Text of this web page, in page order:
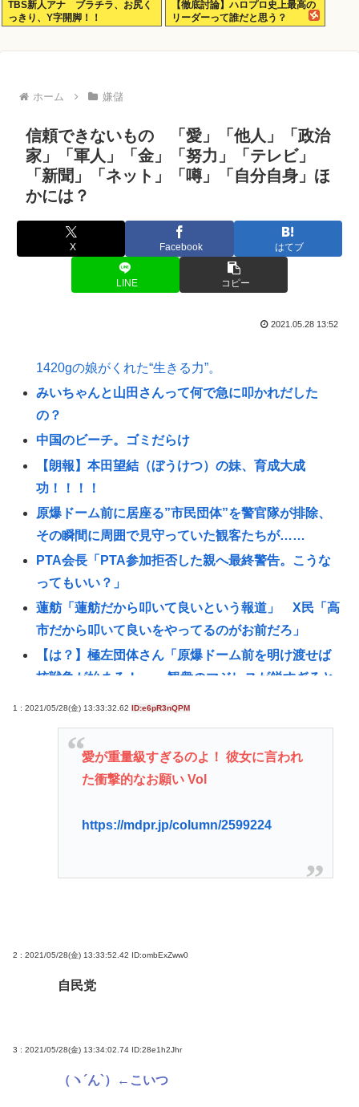
TBS新人アナ ブラチラ、お尻く
っきり、Y字開脚！！
【徹底討論】ハロプロ史上最高の
リーダーって誰だと思う？
ホーム 嫌儲
信頼できないもの 「愛」「他人」「政治
家」「軍人」「金」「努力」「テレビ」
「新聞」「ネット」「噂」「自分自身」ほ
かには？
X Facebook はてブ
LINE コピー
2021.05.28 13:52
1420gの娘がくれた“生きる力”。
みいちゃんと山田さんって何で急に叩かれだした
の？
中国のビーチ。ゴミだらけ
【朗報】本田望結（ぼうけつ）の妹、育成大成
功！！！！
原爆ドーム前に居座る”市民団体”を警官隊が排除、
その瞬間に周囲で見守っていた観客たちが……
PTA会長「PTA参加拒否した親へ最終警告。こうな
ってもいい？」
蓮舫「蓮舫だから叩いて良いという報道」 X民「高
市だから叩いて良いをやってるのがお前だろ」
【は？】極左団体さん「原爆ドーム前を明け渡せば
核戦争が始まる！」→ 観衆のマジレスが鋭すぎると
林家パー子、認知症だった
飯塚幸三って人の時の騒ぎ酷かったな。微罪で逃亡
の恐れがないなら逮捕されないって常識も知らんし
JAWSを超えるパニック映画あるんか？
に当たる」
Powered by livedoor 相互RSS
1 : 2021/05/28(金) 13:33:32.62 ID:e6pR3nQPM
愛が重量級すぎるのよ！ 彼女に言われ
た衝撃的なお願い Vol
https://mdpr.jp/column/2599224
2 : 2021/05/28(金) 13:33:52.42 ID:ombExZww0
自民党
3 : 2021/05/28(金) 13:34:02.74 ID:28e1h2Jhr
（ヽ´ん`）←こいつ